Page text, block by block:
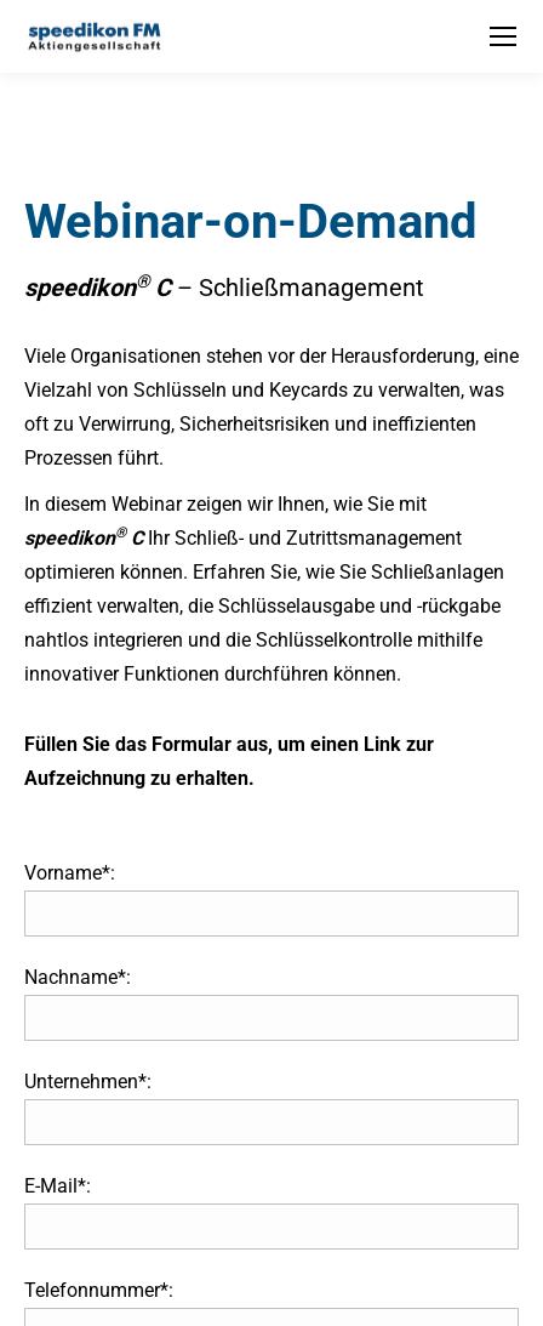
Webinar-on-Demand
speedikon® C– Schließmanagement
Viele Organisationen stehen vor der Herausforderung, eine
Vielzahl von Schlüsseln und Keycards zu verwalten, was
oft zu Verwirrung, Sicherheitsrisiken und ineffizienten
Prozessen führt.
In diesem Webinar zeigen wir Ihnen, wie Sie mit
speedikon®CIhr Schließ- und Zutrittsmanagement
optimieren können. Erfahren Sie, wie Sie Schließanlagen
effizient verwalten, die Schlüsselausgabe und -rückgabe
nahtlos integrieren und die Schlüsselkontrolle mithilfe
innovativer Funktionen durchführen können.
Füllen Sie das Formular aus, um einen Link zur
Aufzeichnung zu erhalten.
Vorname*:
Nachname*:
Unternehmen*:
E-Mail*:
Telefonnummer*: